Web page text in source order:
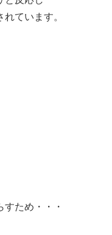
ています。
ため・・・